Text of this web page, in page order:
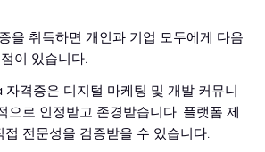
을 취득하면 개인과 기업 모두에게 다음
이 있습니다.
자격증은 디지털 마케팅 및 개발 커뮤니
으로 인정받고 존경받습니다. 플랫폼 제
접 전문성을 검증받을 수 있습니다.